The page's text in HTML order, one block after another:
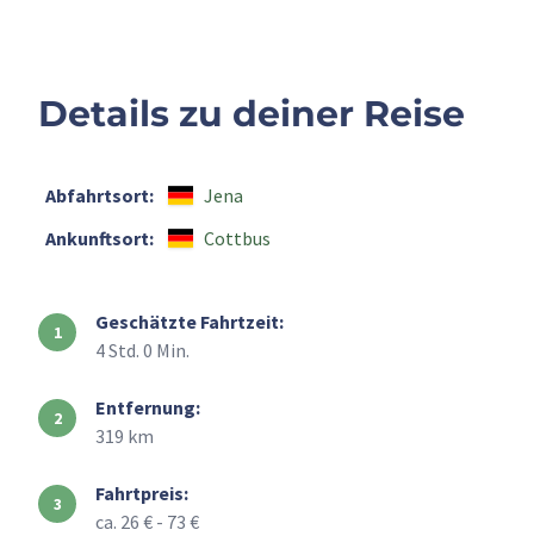
Details zu deiner Reise
Abfahrtsort:
Jena
Ankunftsort:
Cottbus
Geschätzte Fahrtzeit:
4 Std. 0 Min.
Entfernung:
319 km
Fahrtpreis:
ca. 26 € - 73 €